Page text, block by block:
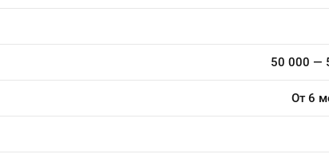
50 000 —
От 6